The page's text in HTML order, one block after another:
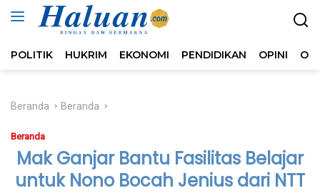
Langsung
POLITIK HUKRIM EKONOMI PENDIDIKAN OPINI
Beranda Beranda
Beranda
Mak Ganjar Bantu Fasilitas Belajar
untuk Nono Bocah Jenius dari NTT